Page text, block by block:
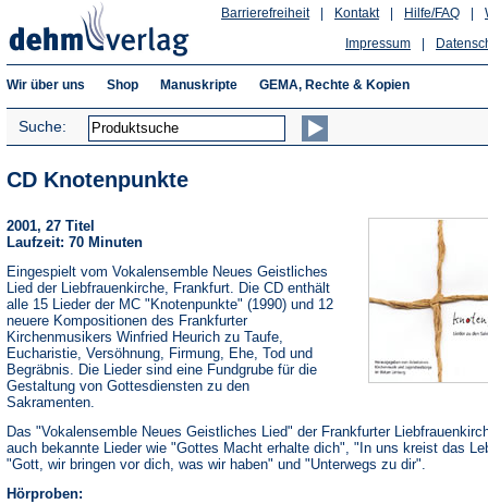
Hilfe/FAQ
Kontakt
Barrierefreiheit
Impressum
Wir über uns Shop Manuskripte GEMA, Rechte & Kopien
Suche:
CD Knotenpunkte
2001, 27 Titel
Laufzeit: 70 Minuten
Eingespielt vom Vokalensemble Neues Geistliches
Lied der Liebfrauenkirche, Frankfurt. Die CD enthält
alle 15 Lieder der MC "Knotenpunkte" (1990) und 12
neuere Kompositionen des Frankfurter
Kirchenmusikers Winfried Heurich zu Taufe,
Eucharistie, Versöhnung, Firmung, Ehe, Tod und
Begräbnis. Die Lieder sind eine Fundgrube für die
Gestaltung von Gottesdiensten zu den
Sakramenten.
Das "Vokalensemble Neues Geistliches Lied" der Frankfurter
auch bekannte Lieder wie "Gottes Macht erhalte dich", "In uns kreist das
"Gott, wir bringen vor dich, was wir haben" und "Unterwegs zu dir".
Hörproben: